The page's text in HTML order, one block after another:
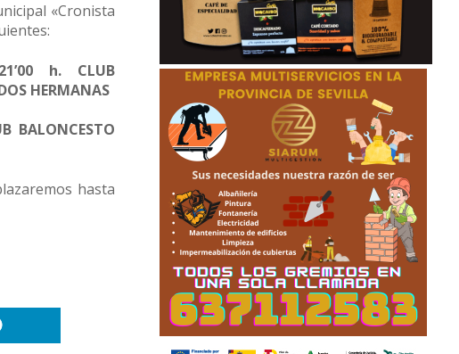
«Cronista
h.CLUB
HERMANAS
BALONCESTO
hasta